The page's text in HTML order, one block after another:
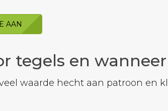
AAN
tegels en
waarde hecht aan patroon